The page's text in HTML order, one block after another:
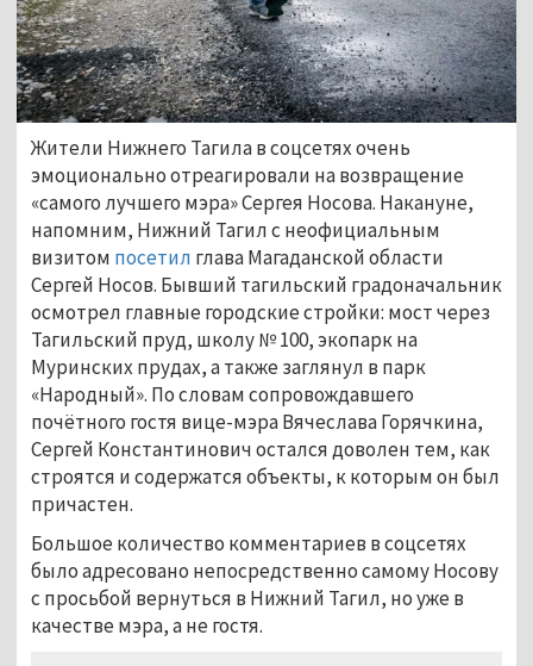
Жители Нижнего Тагила в соцсетях очень
эмоционально отреагировали на возвращение
«самого лучшего мэра» Сергея Носова. Накануне,
напомним, Нижний Тагил с неофициальным
визитом посетил глава Магаданской области
Сергей Носов. Бывший тагильский градоначальник
осмотрел главные городские стройки: мост через
Тагильский пруд, школу № 100, экопарк на
Муринских прудах, а также заглянул в парк
«Народный». По словам сопровождавшего
почётного гостя вице-мэра Вячеслава Горячкина,
Сергей Константинович остался доволен тем, как
строятся и содержатся объекты, к которым он был
причастен.
Большое количество комментариев в соцсетях
было адресовано непосредственно самому Носову
с просьбой вернуться в Нижний Тагил, но уже в
качестве мэра, а не гостя.